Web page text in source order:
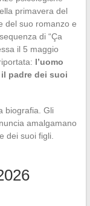
primavera del
del suo romanzo e
di “Ça
il 5 maggio
l’uomo
padre dei suoi
biografia. Gli
amalgamano
dei suoi figli.